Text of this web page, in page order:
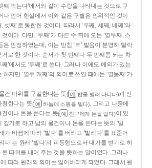
째 먹는다’에서와 같이 수량을 나타내는 것으로 구
나 언어 현실에서 이와 같은 구별은 인위적인 것이
셋째’로 통합한 것이다. 따라서 ‘두째, 세째, 네째’와
이다. 다만, ‘두째’가 다른 수 뒤에 오는 ‘열두째, 스
은 인정하였는데, 이는 받침 ‘ㄹ’ 발음이 분명히 탈락
로 한 것이다. 순서가 첫 번째나 두 번째쯤 되는 차
’에서도 ‘두째’로 쓴다. 그러나 이에도 예외가 있는
지만 ‘열두 개째’의 의미로 쓰일 때에는 ‘열둘째’가
건 따위를 구걸한다는 뜻( 예 밥을 빌러 다니다)과 신
청한다는 뜻( 예 하늘에 소원을 빌다), 그리고 나중에
건이나 돈을 쓴다는 뜻( 예 친구에게 돈을 빌다)이 있
갚기로 하고 남의 물건이나 돈을 쓴다는 뜻의 ‘빌
가 바뀜에 따라 ‘빌다’를 버리고 ‘빌리다’를 표준어
다’는 원래 ‘빌다’의 피동형으로서 대가를 받기로 하
돈 따위를 내어 주는 것을 뜻하는 말이었다. 그러나
따라 원래의 의미는 잃어버리게 되었다. 그래서 원